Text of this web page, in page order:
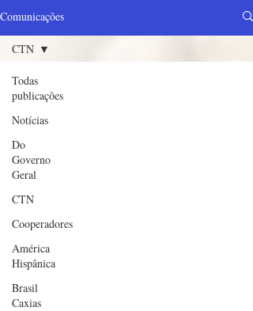
Comunicações
Todas
publicações
Notícias
Do
Governo
Geral
CTN
Cooperadores
América
Hispânica
Brasil
Caxias
CTN